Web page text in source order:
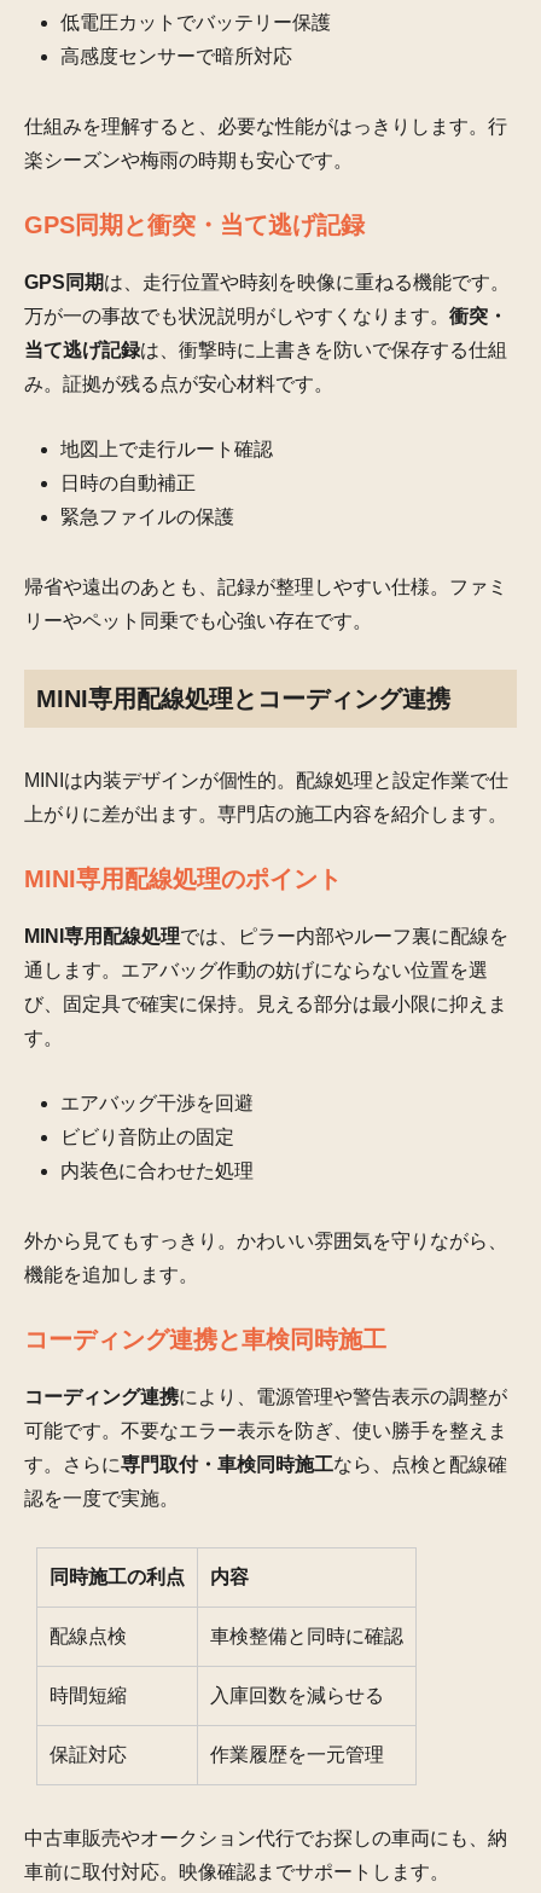
低電圧カットでバッテリー保護
高感度センサーで暗所対応
仕組みを理解すると、必要な性能がはっきりします。行
楽シーズンや梅雨の時期も安心です。
GPS同期と衝突・当て逃げ記録
GPS同期は、走行位置や時刻を映像に重ねる機能です。
万が一の事故でも状況説明がしやすくなります。 衝突・
当て逃げ記録は、衝撃時に上書きを防いで保存する仕組
み。証拠が残る点が安心材料です。
地図上で走行ルート確認
日時の自動補正
緊急ファイルの保護
帰省や遠出のあとも、記録が整理しやすい仕様。ファミ
リーやペット同乗でも心強い存在です。
MINI専用配線処理とコーディング連携
MINIは内装デザインが個性的。配線処理と設定作業で仕
上がりに差が出ます。専門店の施工内容を紹介します。
MINI専用配線処理のポイント
MINI専用配線処理では、ピラー内部やルーフ裏に配線を
通します。エアバッグ作動の妨げにならない位置を選
び、固定具で確実に保持。見える部分は最小限に抑えま
す。
エアバッグ干渉を回避
ビビり音防止の固定
内装色に合わせた処理
外から見てもすっきり。かわいい雰囲気を守りながら、
機能を追加します。
コーディング連携と車検同時施工
コーディング連携により、電源管理や警告表示の調整が
可能です。不要なエラー表示を防ぎ、使い勝手を整えま
す。さらに専門取付・車検同時施工なら、点検と配線確
認を一度で実施。
同時施工の利点 内容
配線点検 車検整備と同時に確認
時間短縮 入庫回数を減らせる
保証対応 作業履歴を一元管理
中古車販売やオークション代行でお探しの車両にも、納
車前に取付対応。映像確認までサポートします。